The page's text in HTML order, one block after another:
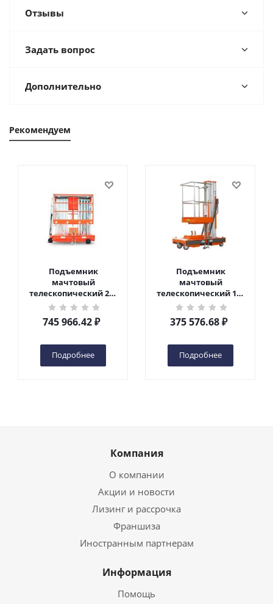
Отзывы
Задать вопрос
Дополнительно
Рекомендуем
Подъемник
мачтовый
телескопический 200
кг 10 м TOR GTWY10-
200S DC 2-мачтовый
(автономный) (N) в
745 966.42₽
Подробнее
Подъемник
мачтовый
телескопический 125
кг 6 м TOR GTWY6-100
DC 1-мачтовый
(автономный) (G) в
375 576.68₽
Подробнее
Компания
О компании
Акции и новости
Лизинг и рассрочка
Франшиза
Иностранным партнерам
Информация
Помощь